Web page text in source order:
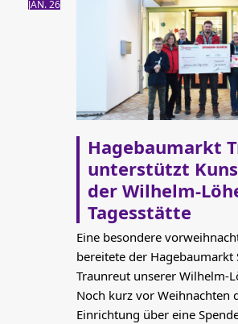
JAN. 26
Hagebaumarkt
unterstützt
der Wilhelm-
Tagesstätte
Eine besondere
bereitete der Hagebaumarkt
Traunreut unserer Wilhelm-
Noch kurz vor Weihnachten
Einrichtung über eine